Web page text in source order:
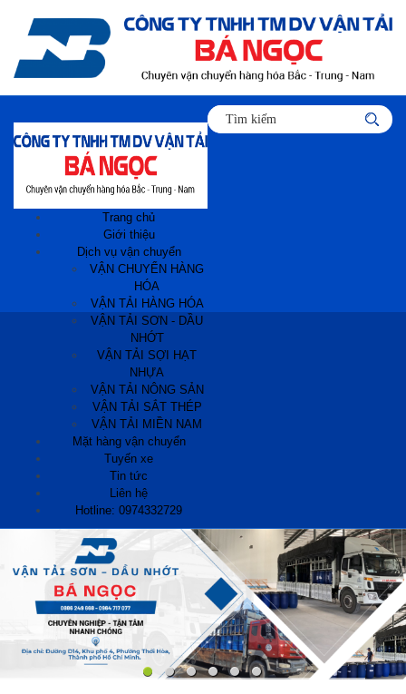
Trang chủ
Giới thiệu
Dịch vụ vận chuyển
VẬN CHUYỂN HÀNG
HÓA
VẬN TẢI HÀNG HÓA
VẬN TẢI SƠN - DẦU
NHỚT
VẬN TẢI SỢI HẠT
NHỰA
VẬN TẢI NÔNG SẢN
VẬN TẢI SẮT THÉP
VẬN TẢI MIỀN NAM
Mặt hàng vận chuyển
Tuyến xe
Tin tức
Liên hệ
Hotline: 0974332729